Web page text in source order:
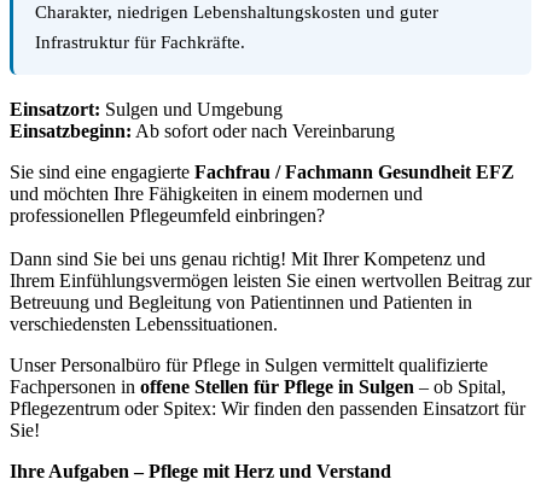
Charakter, niedrigen Lebenshaltungskosten und guter
Infrastruktur für Fachkräfte.
Einsatzort: Sulgen und Umgebung
Einsatzbeginn: Ab sofort oder nach Vereinbarung
Sie sind eine engagierte Fachfrau / Fachmann Gesundheit EFZ
und möchten Ihre Fähigkeiten in einem modernen und
professionellen Pflegeumfeld einbringen?
Dann sind Sie bei uns genau richtig! Mit Ihrer Kompetenz und
Ihrem Einfühlungsvermögen leisten Sie einen wertvollen Beitrag zur
Betreuung und Begleitung von Patientinnen und Patienten in
verschiedensten Lebenssituationen.
Unser Personalbüro für Pflege in Sulgen vermittelt qualifizierte
Fachpersonen in offene Stellen für Pflege in Sulgen – ob Spital,
Pflegezentrum oder Spitex: Wir finden den passenden Einsatzort für
Sie!
Ihre Aufgaben – Pflege mit Herz und Verstand